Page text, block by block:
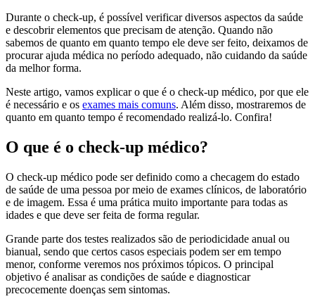
Durante o check-up, é possível verificar diversos aspectos da saúde
e descobrir elementos que precisam de atenção. Quando não
sabemos de quanto em quanto tempo ele deve ser feito, deixamos de
procurar ajuda médica no período adequado, não cuidando da saúde
da melhor forma.
Neste artigo, vamos explicar o que é o check-up médico, por que ele
é necessário e os exames mais comuns. Além disso, mostraremos de
quanto em quanto tempo é recomendado realizá-lo. Confira!
O que é o check-up médico?
O check-up médico pode ser definido como a checagem do estado
de saúde de uma pessoa por meio de exames clínicos, de laboratório
e de imagem. Essa é uma prática muito importante para todas as
idades e que deve ser feita de forma regular.
Grande parte dos testes realizados são de periodicidade anual ou
bianual, sendo que certos casos especiais podem ser em tempo
menor, conforme veremos nos próximos tópicos. O principal
objetivo é analisar as condições de saúde e diagnosticar
precocemente doenças sem sintomas.